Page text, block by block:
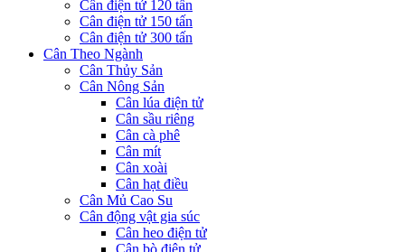
Cân điện tử 120 tấn
Cân điện tử 150 tấn
Cân điện tử 300 tấn
Cân Theo Ngành
Cân Thủy Sản
Cân Nông Sản
Cân lúa điện tử
Cân sầu riêng
Cân cà phê
Cân mít
Cân xoài
Cân hạt điều
Cân Mủ Cao Su
Cân động vật gia súc
Cân heo điện tử
Cân bò điện tử